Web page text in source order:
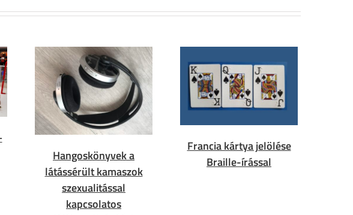
Hangoskönyvek a
látássérült kamaszok
szexualitással
kapcsolatos
Francia kártya jelölése
Braille-írással